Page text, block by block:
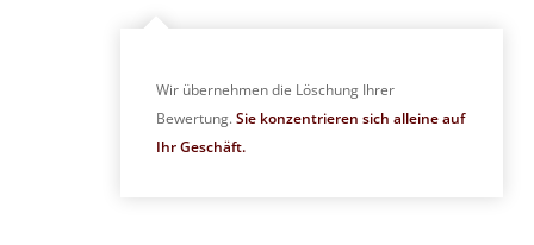
Wir übernehmen die Löschung Ihrer
Bewertung.Sie konzentrieren sich alleine auf
Ihr Geschäft.